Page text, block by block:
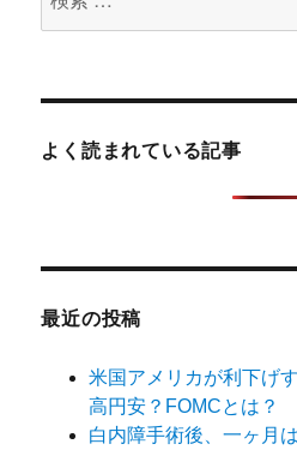
よく読まれている記事
最近の投稿
米国アメリカが利下げ
高円安？FOMCとは？
白内障手術後、一ヶ月